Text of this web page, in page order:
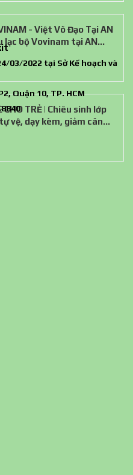
- Việt Võ Đạo Tại AN
lạc bộ Vovinam tại AN
CHO TRẺ | Chiêu sinh lớp
vệ, dạy kèm, giảm cân
03/2022 tại Sở Kế hoạch và
Quận 10, TP. HCM